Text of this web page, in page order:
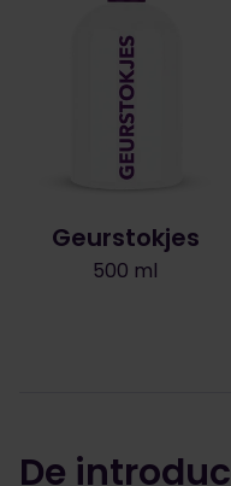
Geurstokjes
500 ml
De